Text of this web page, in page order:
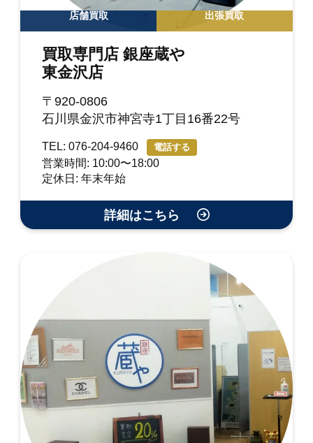
店舗買取 出張買取
買取専門店 銀座蔵や
東金沢店
〒920-0806
石川県金沢市神宮寺1丁目16番22号
TEL: 076-204-9460 電話する
営業時間: 10:00〜18:00
定休日: 年末年始
詳細はこちら